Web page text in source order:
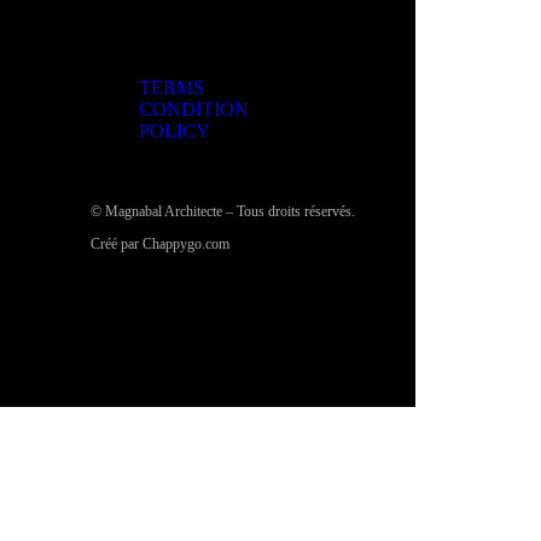
TERMS
CONDITION
POLICY
© Magnabal Architecte – Tous droits réservés.
Créé par Chappygo.com